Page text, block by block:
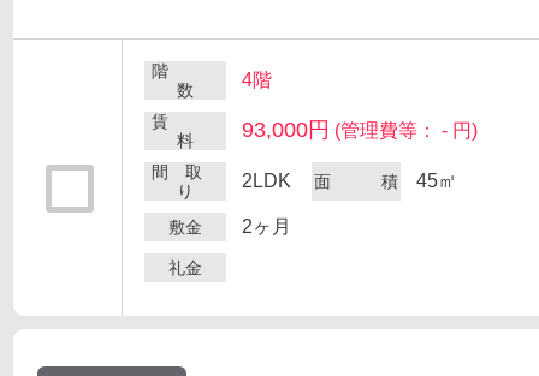
階
数
4階
賃
料
93,000円 (管理費等： - 円)
間 取
り
2LDK 面 積 45㎡
敷金 2ヶ月
礼金